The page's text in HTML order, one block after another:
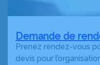
Demande de
Prenez rendez-vous
devis pour